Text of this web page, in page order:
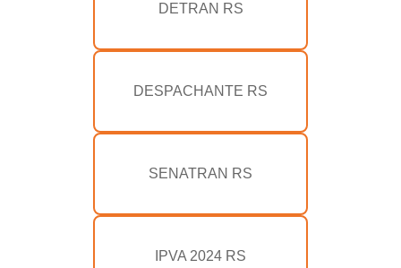
DETRAN RS
DESPACHANTE RS
SENATRAN RS
IPVA 2024 RS